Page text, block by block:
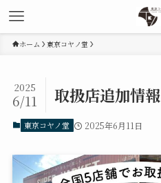
ホーム 東京コヤノ堂
取扱店追加情報
2025
6/11
東京コヤノ堂 2025年6月11日